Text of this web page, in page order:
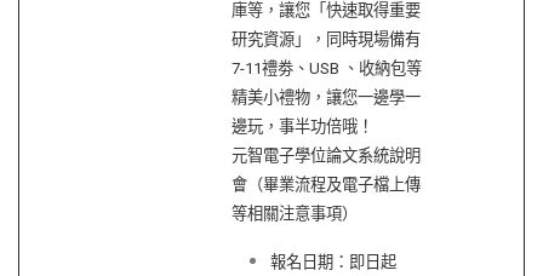
庫等，讓您「快速取得重要
研究資源」，同時現場備有
7-11禮劵、USB 、收納包等
精美小禮物，讓您一邊學一
邊玩，事半功倍哦！
元智電子學位論文系統說明
會（畢業流程及電子檔上傳
等相關注意事項）
報名日期：即日起